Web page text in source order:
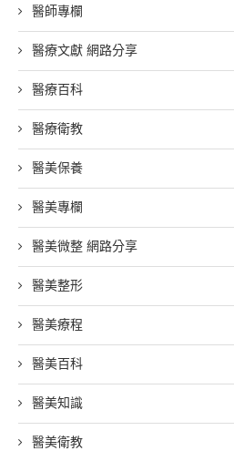
醫師專欄
醫療文獻 網路分享
醫療百科
醫療衛教
醫美保養
醫美專欄
醫美微整 網路分享
醫美整形
醫美療程
醫美百科
醫美知識
醫美衛教